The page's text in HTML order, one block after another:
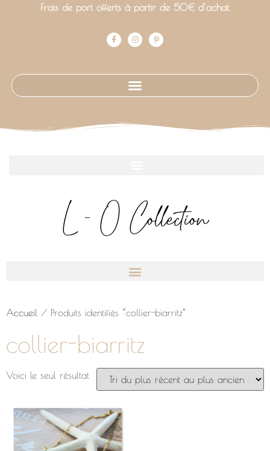
Frais de port offerts à partir de 50€ d’achat.
L - O Collection
Accueil / Produits identifiés “collier-biarritz”
collier-biarritz
Voici le seul résultat